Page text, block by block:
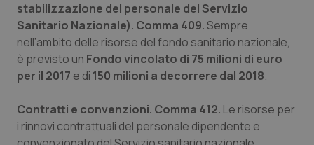
stabilizzazione del personale del Servizio
Sanitario Nazionale). Comma 409.Sempre
nell’ambito delle risorse del fondo sanitario nazionale,
è previsto un Fondo vincolato di 75 milioni di euro
per il 2017 e di 150 milioni a decorrere dal 2018.
Contratti e convenzioni. Comma 412. Le risorse per
i rinnovi contrattuali del personale dipendente e
ROLLOUT_TOKEN
ironfish-tracking-
settimane
2 giorni